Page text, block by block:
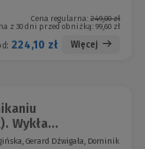
Cena regularna: 249,00 zł
z 30 dni przed obniżką: 99,60 zł
224,10 zł Więcej
Wykła...
Gerard Dźwigała, Dominik